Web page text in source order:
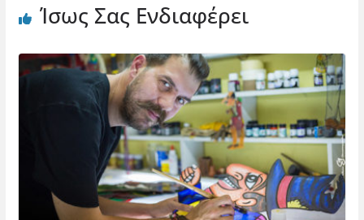
Ίσως Σας Ενδιαφέρει